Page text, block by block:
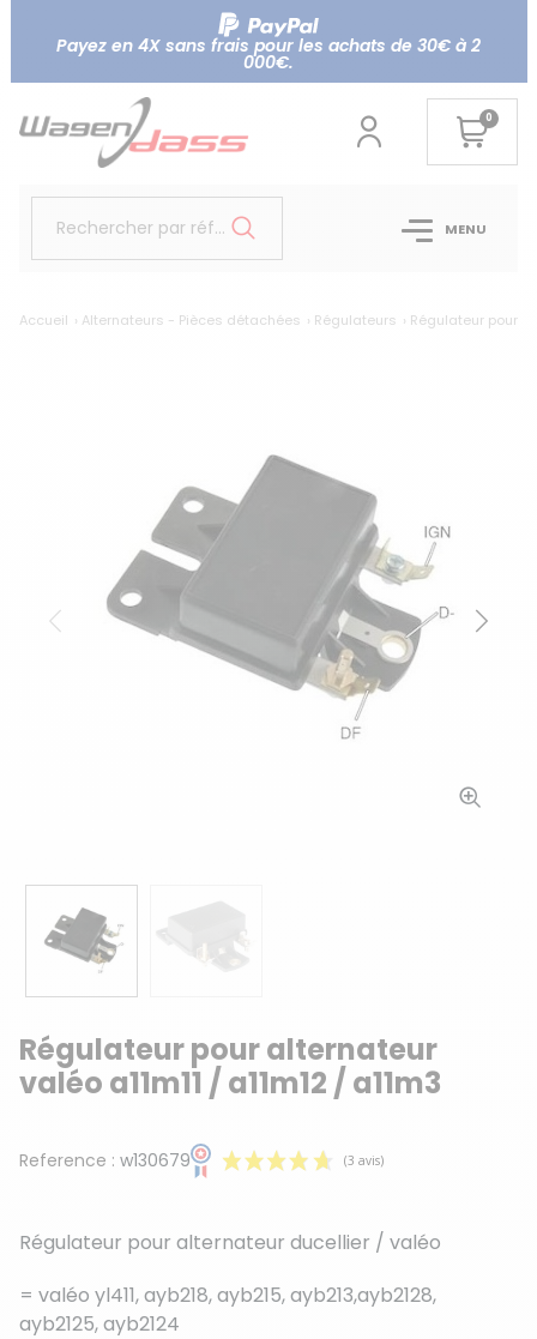
Payez en 4X sans frais pour les achats de 30€ à 2
000€.
0
Rechercher par référence... MENU
Accueil Alternateurs - Pièces détachées Régulateurs Régulateur pour
Précédent
Régulateur pour alternateur
valéo a11m11 / a11m12 / a11m3
Reference : w130679
Régulateur pour alternateur ducellier / valéo
= valéo yl411, ayb218, ayb215, ayb213,ayb2128,
ayb2125, ayb2124